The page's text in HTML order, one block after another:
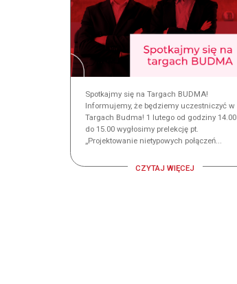
Spotkajmy się na Targach BUDMA!
Informujemy, że będziemy uczestniczyć w
Targach Budma! 1 lutego od godziny 14.00
do 15.00 wygłosimy prelekcję pt.
„Projektowanie nietypowych połączeń...
CZYTAJ WIĘCEJ